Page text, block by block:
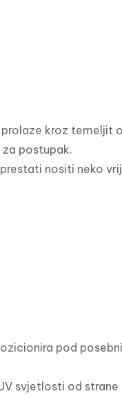
kroz temeljit
postupak.
nositi neko
pod
svjetlosti od